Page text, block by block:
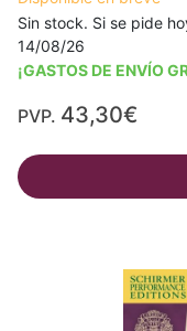
Sin stock. Si se pide
14/08/26
¡GASTOS DE ENVÍO
PVP. 43,30€